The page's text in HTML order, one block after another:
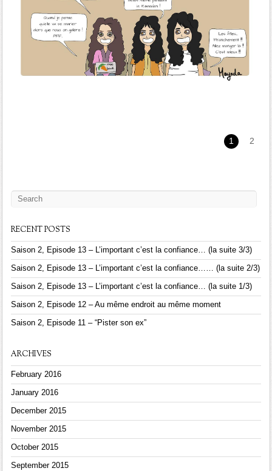
1 2
RECENT POSTS
Saison 2, Episode 13 – L’important c’est la confiance… (la suite 3/3)
Saison 2, Episode 13 – L’important c’est la confiance…… (la suite 2/3)
Saison 2, Episode 13 – L’important c’est la confiance… (la suite 1/3)
Saison 2, Episode 12 – Au même endroit au même moment
Saison 2, Episode 11 – “Pister son ex”
ARCHIVES
February 2016
January 2016
December 2015
November 2015
October 2015
September 2015